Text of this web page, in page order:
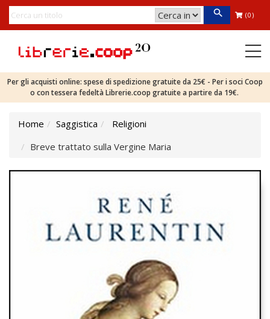
(0)
Per gli acquisti online: spese di spedizione gratuite da 25€ - Per i soci Coop
o con tessera fedeltà Librerie.coop gratuite a partire da 19€.
Home Saggistica
Religioni
Breve trattato sulla Vergine Maria